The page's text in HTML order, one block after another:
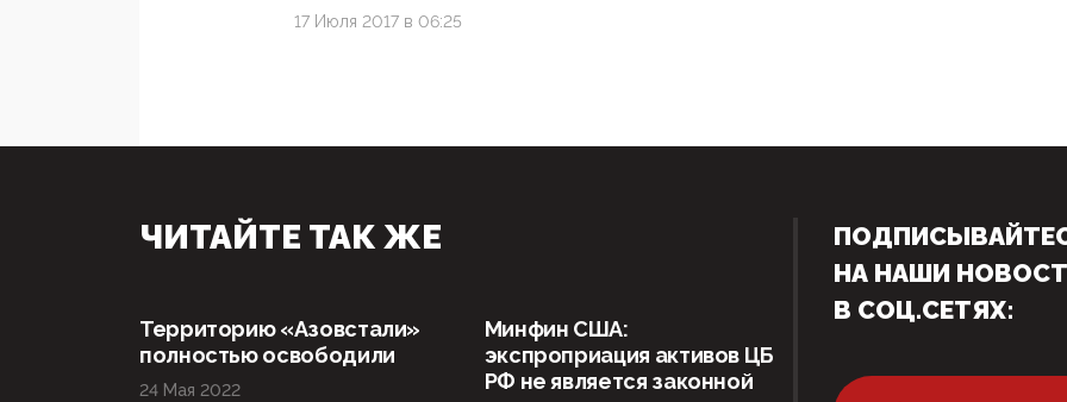
17 Июля 2017 в 06:25
ЧИТАЙТЕ ТАК ЖЕ
Территорию «Азовстали»
полностью освободили
24 Мая 2022
Минфин США:
экспроприация активов ЦБ
РФ не является законной
НА НАШИ
В СОЦ.СЕТЯХ: